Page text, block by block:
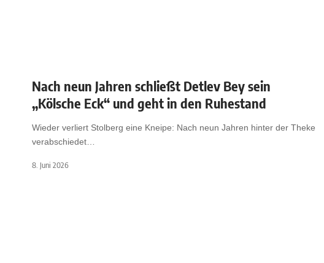
Nach neun Jahren schließt Detlev Bey sein
„Kölsche Eck“ und geht in den Ruhestand
Wieder verliert Stolberg eine Kneipe: Nach neun Jahren hinter der Theke
verabschiedet…
8. Juni 2026